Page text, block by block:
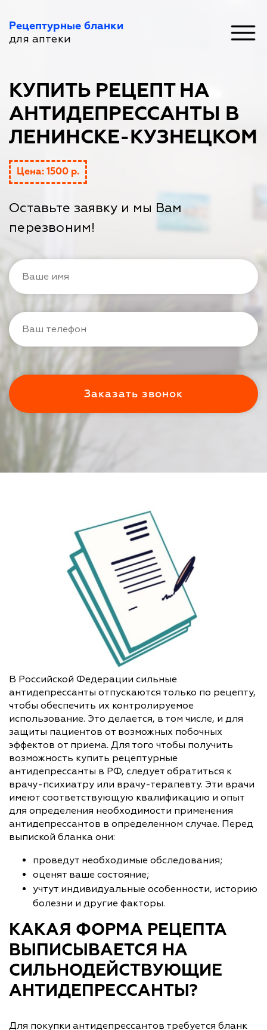
Рецептурные бланки
для аптеки
КУПИТЬ РЕЦЕПТ НА
АНТИДЕПРЕССАНТЫ В
ЛЕНИНСКЕ-КУЗНЕЦКОМ
Цена: 1500 р.
Оставьте заявку и мы Вам
перезвоним!
В Российской Федерации сильные
антидепрессанты отпускаются только по рецепту,
чтобы обеспечить их контролируемое
использование. Это делается, в том числе, и для
защиты пациентов от возможных побочных
эффектов от приема. Для того чтобы получить
возможность купить рецептурные
антидепрессанты в РФ, следует обратиться к
врачу-психиатру или врачу-терапевту. Эти врачи
имеют соответствующую квалификацию и опыт
для определения необходимости применения
антидепрессантов в определенном случае. Перед
выпиской бланка они:
проведут необходимые обследования;
оценят ваше состояние;
учтут индивидуальные особенности, историю
болезни и другие факторы.
КАКАЯ ФОРМА РЕЦЕПТА
ВЫПИСЫВАЕТСЯ НА
СИЛЬНОДЕЙСТВУЮЩИЕ
АНТИДЕПРЕССАНТЫ?
Для покупки антидепрессантов требуется бланк